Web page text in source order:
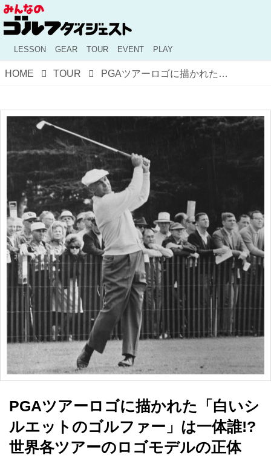
LESSON GEAR TOUR EVENT PLAY
HOME TOUR PGAツアーロゴに描かれた「白いシルエットのゴルファー」は一体誰!? 世界各ツアーのロゴモデルの正体
PGAツアーロゴに描かれた「白いシ
ルエットのゴルファー」は一体誰!?
世界各ツアーのロゴモデルの正体